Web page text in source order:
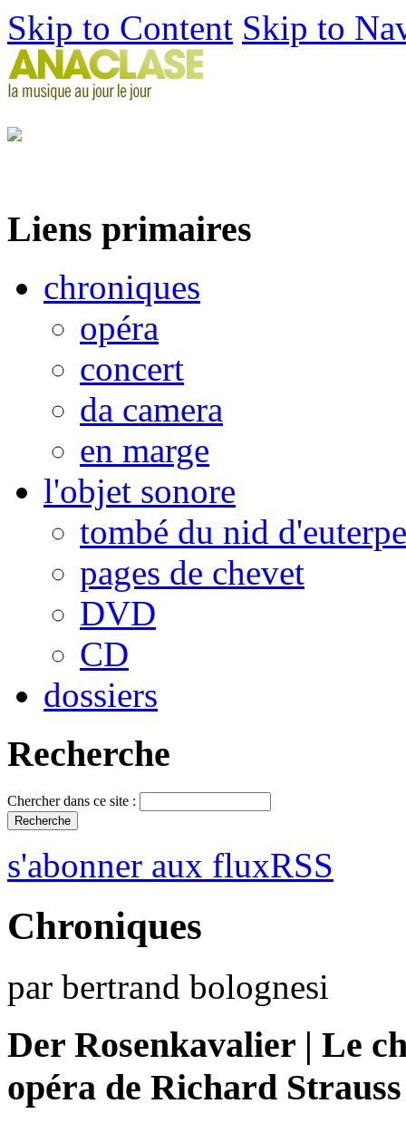
Skip to Content Skip to
Liens primaires
chroniques
opéra
concert
da camera
en marge
l'objet sonore
tombé du nid d'euterpe
pages de chevet
DVD
CD
dossiers
Recherche
Chercher dans ce site :
s'abonner aux fluxRSS
Chroniques
par bertrand bolognesi
Der Rosenkavalier | Le
opéra de Richard Strauss